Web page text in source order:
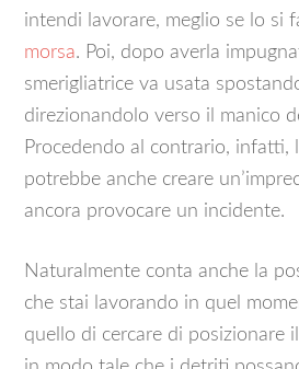
intendi lavorare, meglio se lo si
morsa. Poi, dopo averla
smerigliatrice va usata
direzionandolo verso il manico
Procedendo al contrario, infatti,
potrebbe anche creare
ancora provocare un incidente.
Naturalmente conta anche la
che stai lavorando in quel
quello di cercare di posizionare